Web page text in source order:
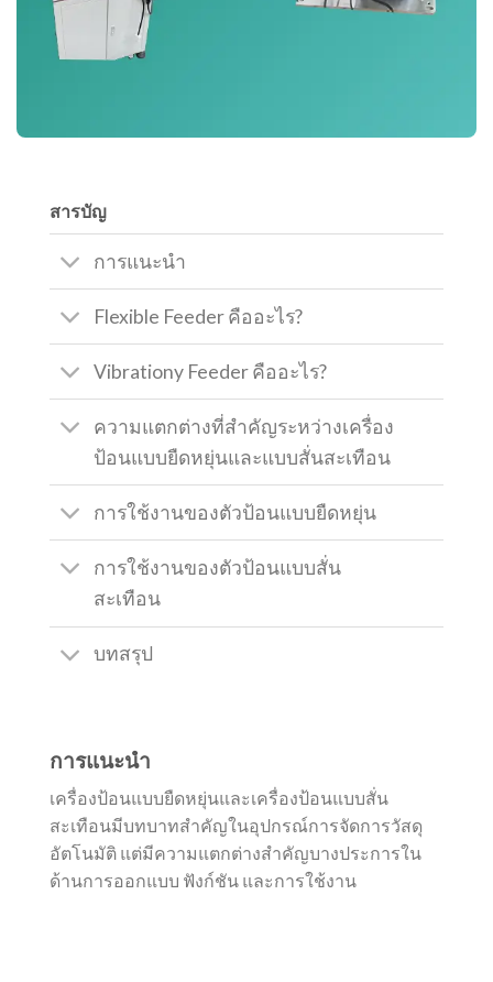
สารบัญ
การแนะนำ
Flexible Feeder คืออะไร?
Vibrationy Feeder คืออะไร?
ความแตกต่างที่สำคัญระหว่างเครื่อง
ป้อนแบบยืดหยุ่นและแบบสั่นสะเทือน
การใช้งานของตัวป้อนแบบยืดหยุ่น
การใช้งานของตัวป้อนแบบสั่น
สะเทือน
บทสรุป
การแนะนำ
เครื่องป้อนแบบยืดหยุ่นและเครื่องป้อนแบบสั่น
สะเทือนมีบทบาทสำคัญในอุปกรณ์การจัดการวัสดุ
อัตโนมัติ แต่มีความแตกต่างสำคัญบางประการใน
ด้านการออกแบบ ฟังก์ชัน และการใช้งาน